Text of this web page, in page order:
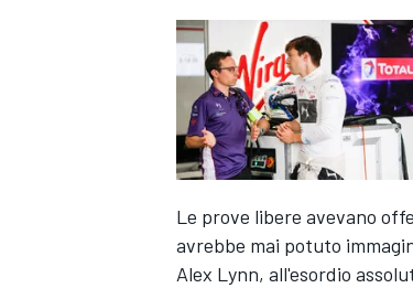
MONOPOSTO
Le prove libere avevano
avrebbe mai potuto
Alex Lynn, all'esordio